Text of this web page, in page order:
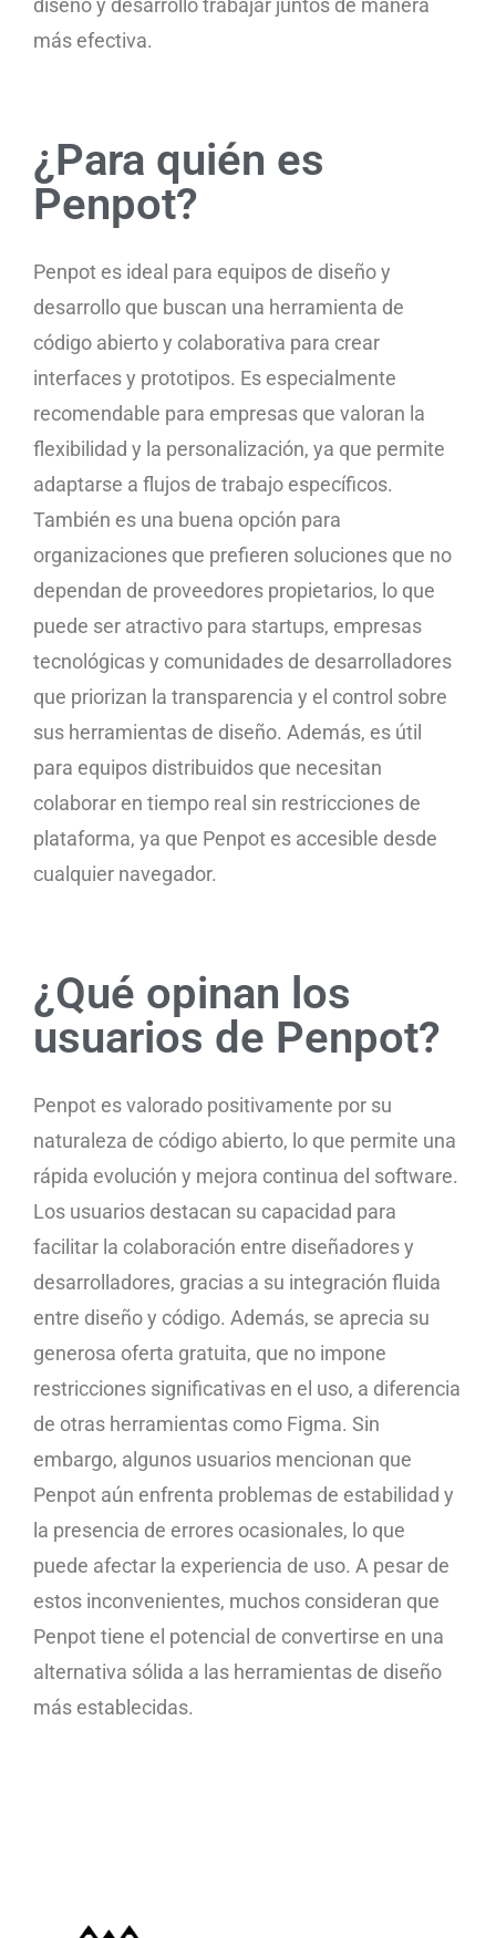
diseño y desarrollo trabajar juntos de manera
más efectiva.
¿Para quién es
Penpot?
Penpot es ideal para equipos de diseño y
desarrollo que buscan una herramienta de
código abierto y colaborativa para crear
interfaces y prototipos. Es especialmente
recomendable para empresas que valoran la
flexibilidad y la personalización, ya que permite
adaptarse a flujos de trabajo específicos.
También es una buena opción para
organizaciones que prefieren soluciones que no
dependan de proveedores propietarios, lo que
puede ser atractivo para startups, empresas
tecnológicas y comunidades de desarrolladores
que priorizan la transparencia y el control sobre
sus herramientas de diseño. Además, es útil
para equipos distribuidos que necesitan
colaborar en tiempo real sin restricciones de
plataforma, ya que Penpot es accesible desde
cualquier navegador.
¿Qué opinan los
usuarios de Penpot?
Penpot es valorado positivamente por su
naturaleza de código abierto, lo que permite una
rápida evolución y mejora continua del software.
Los usuarios destacan su capacidad para
facilitar la colaboración entre diseñadores y
desarrolladores, gracias a su integración fluida
entre diseño y código. Además, se aprecia su
generosa oferta gratuita, que no impone
restricciones significativas en el uso, a diferencia
de otras herramientas como Figma. Sin
embargo, algunos usuarios mencionan que
Penpot aún enfrenta problemas de estabilidad y
la presencia de errores ocasionales, lo que
puede afectar la experiencia de uso. A pesar de
estos inconvenientes, muchos consideran que
Penpot tiene el potencial de convertirse en una
alternativa sólida a las herramientas de diseño
más establecidas.